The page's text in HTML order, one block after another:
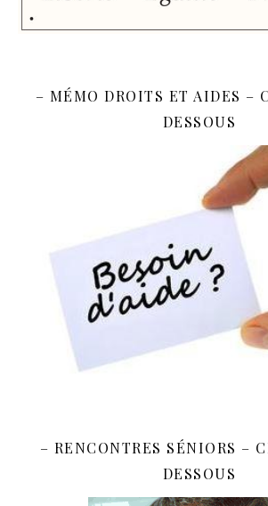
– MÉMO DROITS ET AIDES –
DESSOUS
– RENCONTRES SÉNIORS –
DESSOUS